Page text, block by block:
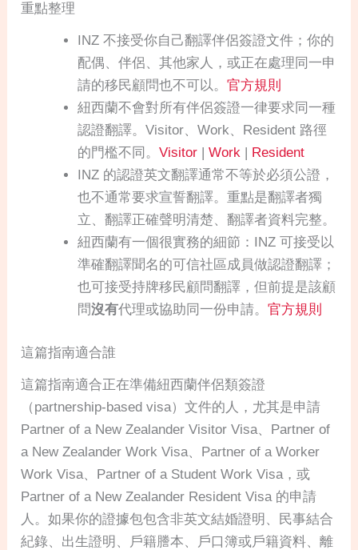
重點整理
INZ 不接受你自己翻譯伴侶簽證文件；你的
配偶、伴侶、其他家人，或正在處理同一申
請的移民顧問也不可以。官方規則
紐西蘭不會對所有伴侶簽證一律要求同一種
認證翻譯。Visitor、Work、Resident 路徑
的門檻不同。Visitor |Work
Resident
INZ 的認證英文翻譯通常不等於必須公證，
也不通常要求宣誓翻譯。重點是翻譯者獨
立、翻譯正確聲明清楚、翻譯者資料完整。
紐西蘭有一個很實務的細節：INZ 可接受以
準確翻譯聞名的可信社區成員做認證翻譯；
也可接受持牌移民顧問翻譯，但前提是該顧
問沒有代理或協助同一份申請。官方規則
這篇指南適合誰
這篇指南適合正在準備紐西蘭伴侶類簽證
（partnership-based visa）文件的人，尤其是申請
Partner of a New Zealander Visitor Visa、Partner of
a New Zealander Work Visa、Partner of a Worker
Work Visa、Partner of a Student Work Visa，或
Partner of a New Zealander Resident Visa 的申請
人。如果你的證據包包含非英文結婚證明、民事結合
紀錄、出生證明、戶籍謄本、戶口簿或戶籍資料、離